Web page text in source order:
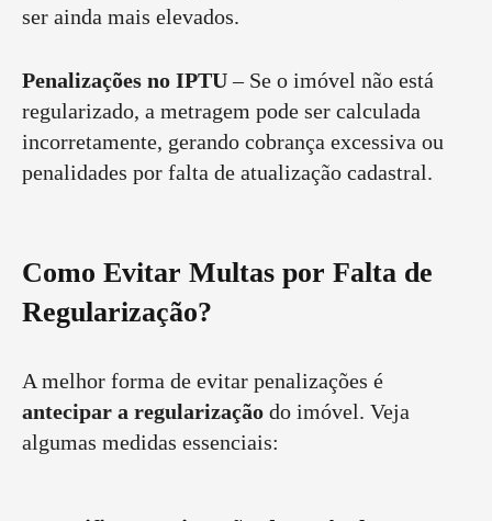
ser ainda mais elevados.
Penalizações no IPTU– Se o imóvel não está
regularizado, a metragem pode ser calculada
incorretamente, gerando cobrança excessiva ou
penalidades por falta de atualização cadastral.
Como Evitar Multas por Falta de
Regularização?
A melhor forma de evitar penalizações é
antecipar a regularização do imóvel. Veja
algumas medidas essenciais: